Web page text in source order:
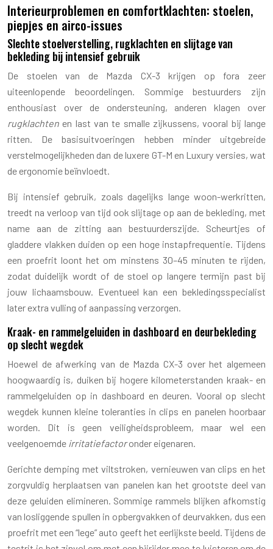
Interieurproblemen en comfortklachten: stoelen,
piepjes en airco-issues
Slechte stoelverstelling, rugklachten en slijtage van
bekleding bij intensief gebruik
De stoelen van de Mazda CX-3 krijgen op fora zeer
uiteenlopende beoordelingen. Sommige bestuurders zijn
enthousiast over de ondersteuning, anderen klagen over
rugklachten en last van te smalle zijkussens, vooral bij lange
ritten. De basisuitvoeringen hebben minder uitgebreide
verstelmogelijkheden dan de luxere GT-M en Luxury versies, wat
de ergonomie beïnvloedt.
Bij intensief gebruik, zoals dagelijks lange woon-werkritten,
treedt na verloop van tijd ook slijtage op aan de bekleding, met
name aan de zitting aan bestuurderszijde. Scheurtjes of
gladdere vlakken duiden op een hoge instapfrequentie. Tijdens
een proefrit loont het om minstens 30–45 minuten te rijden,
zodat duidelijk wordt of de stoel op langere termijn past bij
jouw lichaamsbouw. Eventueel kan een bekledingsspecialist
later extra vulling of aanpassing verzorgen.
Kraak- en rammelgeluiden in dashboard en deurbekleding
op slecht wegdek
Hoewel de afwerking van de Mazda CX-3 over het algemeen
hoogwaardig is, duiken bij hogere kilometerstanden kraak- en
rammelgeluiden op in dashboard en deuren. Vooral op slecht
wegdek kunnen kleine toleranties in clips en panelen hoorbaar
worden. Dit is geen veiligheidsprobleem, maar wel een
veelgenoemde irritatiefactoronder eigenaren.
Gerichte demping met viltstroken, vernieuwen van clips en het
zorgvuldig herplaatsen van panelen kan het grootste deel van
deze geluiden elimineren. Sommige rammels blijken afkomstig
van losliggende spullen in opbergvakken of deurvakken, dus een
proefrit met een “lege” auto geeft het eerlijkste beeld. Tijdens de